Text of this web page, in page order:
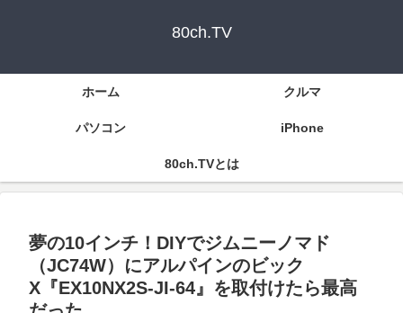
80ch.TV
ホーム クルマ
パソコン iPhone
80ch.TVとは
夢の10インチ！DIYでジムニーノマド
（JC74W）にアルパインのビック
X『EX10NX2S-JI-64』を取付けたら最高